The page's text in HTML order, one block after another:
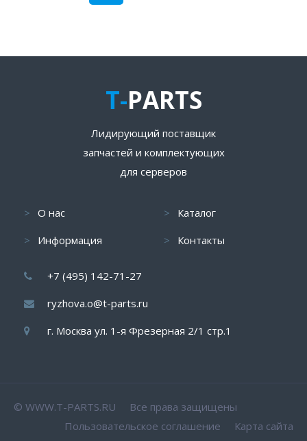
T-PARTS
Лидирующий поставщик
запчастей и комплектующих
для серверов
О нас
Информация
Каталог
Контакты
+7 (495) 142-71-27
ryzhova.o@t-parts.ru
г. Москва ул. 1-я Фрезерная 2/1 стр.1
© WWW.T-PARTS.RU Все права защищены
Пользовательское соглашение
Карта сайта